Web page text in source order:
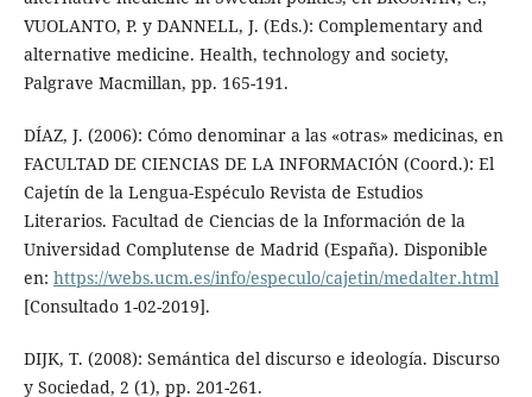
VUOLANTO, P. y DANNELL, J. (Eds.): Complementary and
alternative medicine. Health, technology and society,
Palgrave Macmillan, pp. 165-191.
DÍAZ, J. (2006): Cómo denominar a las «otras» medicinas, en
FACULTAD DE CIENCIAS DE LA INFORMACIÓN (Coord.): El
Cajetín de la Lengua-Espéculo Revista de Estudios
Literarios. Facultad de Ciencias de la Información de la
Universidad Complutense de Madrid (España). Disponible
en: https://webs.ucm.es/info/especulo/cajetin/medalter.html
[Consultado 1-02-2019].
DIJK, T. (2008): Semántica del discurso e ideología. Discurso
y Sociedad, 2 (1), pp. 201-261.